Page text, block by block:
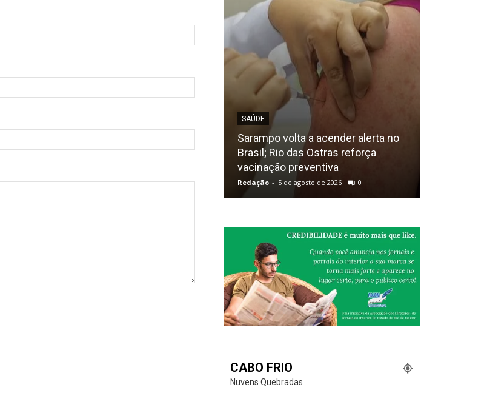
SAÚDE
Sarampo volta a acender alerta no
Brasil; Rio das Ostras reforça
vacinação preventiva
Redação - 5 de agosto de 2026 0
CABO FRIO
Nuvens Quebradas